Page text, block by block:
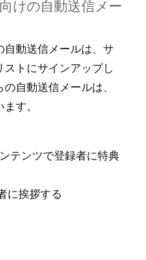
けの自動送信メ⁠ー
動送信メ⁠ールは⁠、サ
トにサインア⁠ップし
自動送信メ⁠ールは⁠、
す⁠。
テンツで登録者に特典
に挨拶する